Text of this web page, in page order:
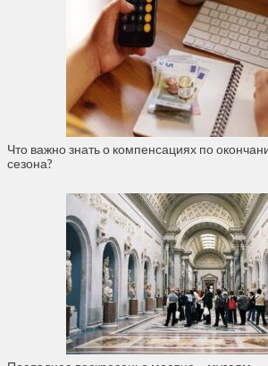
Что важно знать о компенсациях по
сезона?